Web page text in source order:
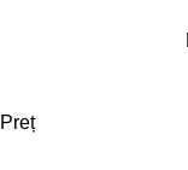
Preț